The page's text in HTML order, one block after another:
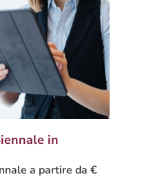
in
a partire da €